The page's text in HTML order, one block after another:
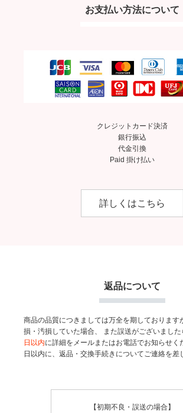
お支払い方法について
クレジットカード決済
銀行振込
代金引換
Paid 掛け払い
詳しくはこちら
返品について
商品の品質につきましては万全を期しております
損・汚損していた場合、
また誤送がございました
日以内に詳細をメールまたはお電話でお知らせく
日以内に、返品・交換手続きについてご連絡を差
【初期不良・誤送の場合】